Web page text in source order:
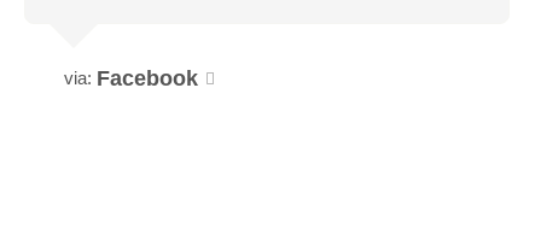
via: Facebook